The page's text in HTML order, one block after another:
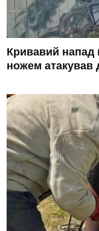
Кривавий напад
ножем атакував